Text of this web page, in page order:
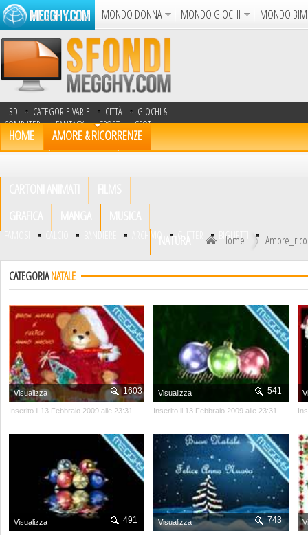
MONDO DONNA MONDO GIOCHI
MONDO
Album
Punto Croce Cucina
Azione Puzzle
Gif
Notizie
3D CATEGORIE VARIE CITTÀ
GIOCHI &
COMPUTER
FANTASY SPORT
SPOT
TV
TRASPORTI UOMINI
CALCIO BANDIERE ARCHIVIO BIGLIETTI
HOME
AMORE & RICORRENZE
NATURA
Home
CATEGORIANATALE
1603
Visualizza
Inserito il 13 Febbraio 2009 alle 23:31
541
Visualizza
Inserito il 13 Febbraio 2009 alle 23:31
491
Visualizza 743
Visualizza